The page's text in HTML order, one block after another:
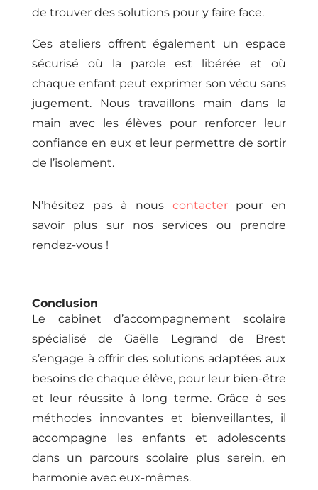
de trouver des solutions pour y faire face.
Ces ateliers offrent également un espace
sécurisé où la parole est libérée et où
chaque enfant peut exprimer son vécu sans
jugement. Nous travaillons main dans la
main avec les élèves pour renforcer leur
confiance en eux et leur permettre de sortir
de l’isolement.
N’hésitez pas à nous contacterpour en
savoir plus sur nos services ou prendre
rendez-vous !
Conclusion
Le cabinet d’accompagnement scolaire
spécialisé de Gaëlle Legrand de Brest
s’engage à offrir des solutions adaptées aux
besoins de chaque élève, pour leur bien-être
et leur réussite à long terme. Grâce à ses
méthodes innovantes et bienveillantes, il
accompagne les enfants et adolescents
dans un parcours scolaire plus serein, en
harmonie avec eux-mêmes.